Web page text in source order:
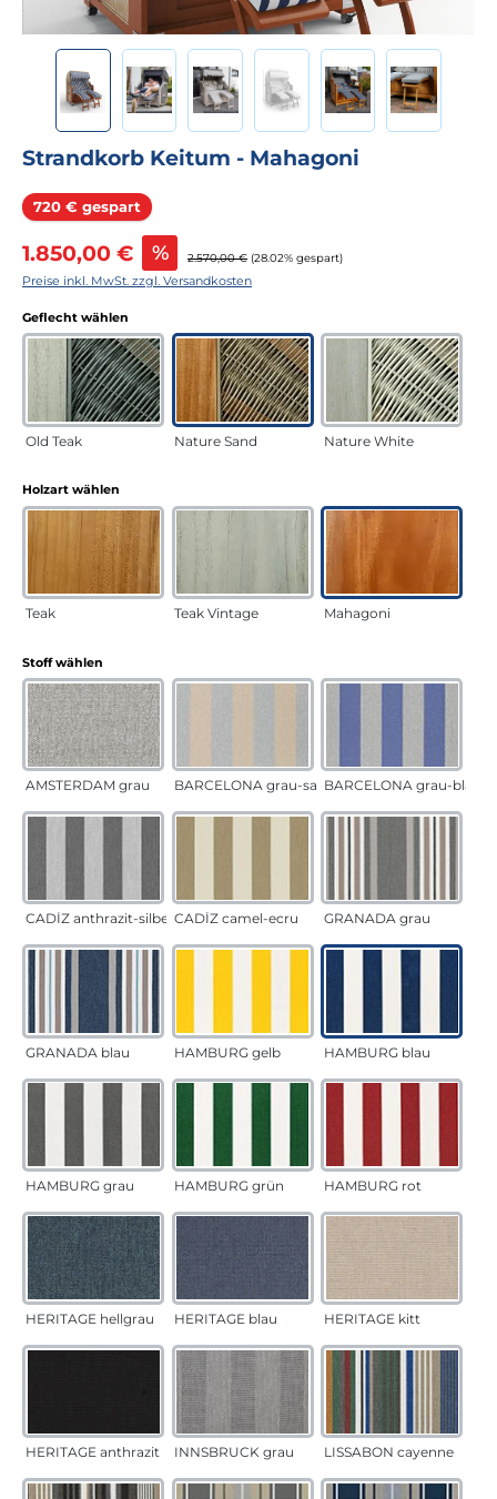
Strandkorb Keitum - Mahagoni
720 € gespart Rabatt
Verkaufspreis:
1.850,00 € % Regulärer Preis:
2.570,00 € (28.02% gespart)
Preise inkl. MwSt. zzgl. Versandkosten
Geflecht wählen
Old Teak Nature Sand Nature White
Holzart wählen
Teak Teak Vintage Mahagoni
Stoff wählen
AMSTERDAM grau BARCELONA grau-sandBARCELONA grau-blau
CADÍZ anthrazit-silber CADÍZ camel-ecru GRANADA grau
GRANADA blau HAMBURG gelb HAMBURG blau
HAMBURG grau HAMBURG grün HAMBURG rot
HERITAGE hellgrau HERITAGE blau HERITAGE kitt
HERITAGE anthrazit INNSBRUCK grau LISSABON cayenne